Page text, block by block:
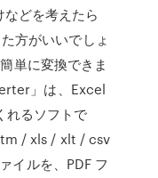
どを考えたら
方がいいでしょ
単に変換できま
」は、Excel
れるソフトで
/ xls / xlt / csv
イルを、PDF フ